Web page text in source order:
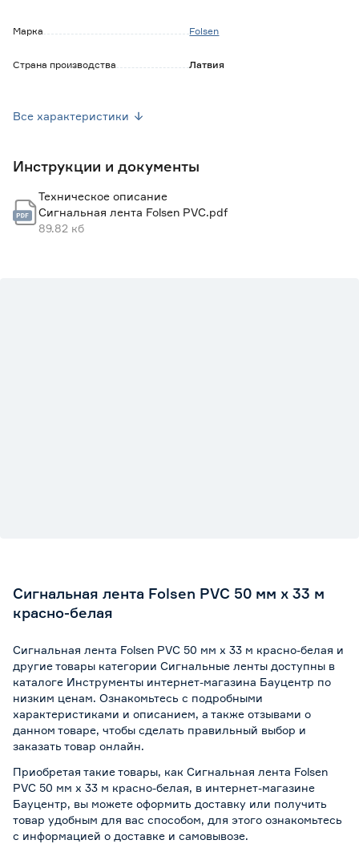
Марка Folsen
Страна производства Латвия
Все характеристики
Инструкции и документы
Техническое описание
Сигнальная лента Folsen РVC.pdf
89.82 кб
Сигнальная лента Folsen РVC 50 мм х 33 м
красно-белая
Сигнальная лента Folsen РVC 50 мм х 33 м красно-белая и
другие товары категории Сигнальные ленты доступны в
каталоге Инструменты интернет-магазина Бауцентр по
низким ценам. Ознакомьтесь с подробными
характеристиками и описанием, а также отзывами о
данном товаре, чтобы сделать правильный выбор и
заказать товар онлайн.
Приобретая такие товары, как Сигнальная лента Folsen
РVC 50 мм х 33 м красно-белая, в интернет-магазине
Бауцентр, вы можете оформить доставку или получить
товар удобным для вас способом, для этого ознакомьтесь
с информацией о доставке и самовывозе.